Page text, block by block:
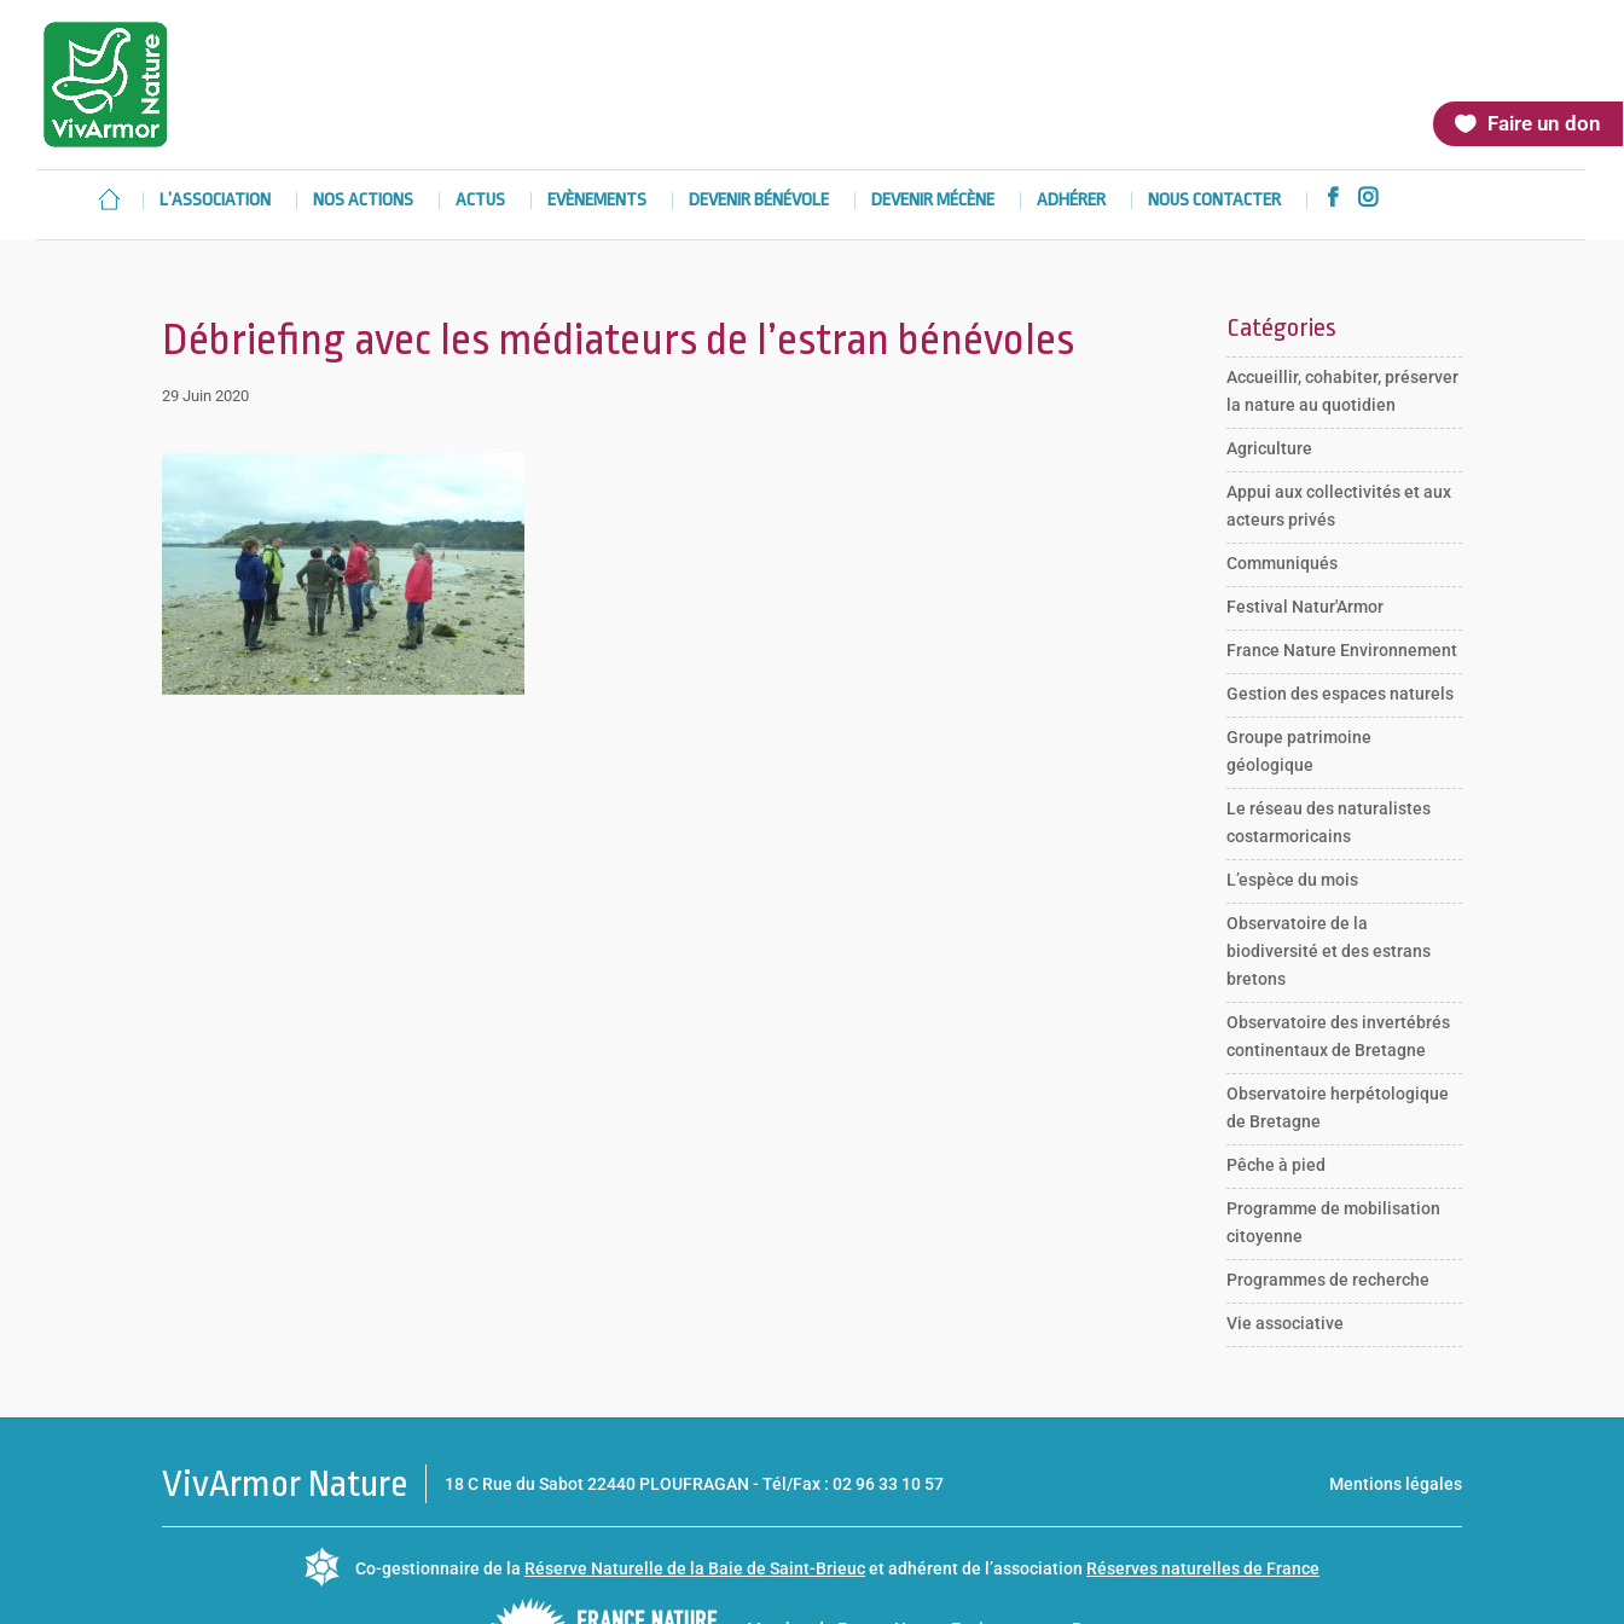
Faire un don
L’ASSOCIATION NOS ACTIONS ACTUS EVÈNEMENTS DEVENIR BÉNÉVOLE DEVENIR MÉCÈNE ADHÉRER NOUS CONTACTER  
Débriefing avec les médiateurs de l’estran bénévoles
29 Juin 2020
Catégories
Accueillir, cohabiter, préserver
la nature au quotidien
Agriculture
Appui aux collectivités et aux
acteurs privés
Communiqués
Festival Natur'Armor
France Nature Environnement
Gestion des espaces naturels
Groupe patrimoine
géologique
Le réseau des naturalistes
costarmoricains
L’espèce du mois
Observatoire de la
biodiversité et des estrans
bretons
Observatoire des invertébrés
continentaux de Bretagne
Observatoire herpétologique
de Bretagne
Pêche à pied
Programme de mobilisation
citoyenne
Programmes de recherche
Vie associative
VivArmor Nature 18 C Rue du Sabot 22440 PLOUFRAGAN -Tél/Fax : 02 96 33 10 57 Mentions légales
Co-gestionnaire de la Réserve Naturelle de la Baie de Saint-Brieucet adhérent de l’association Réserves naturelles de France